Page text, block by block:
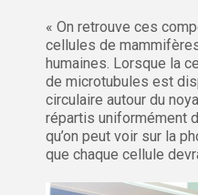
« On retrouve ces
cellules de
humaines. Lorsque la
de microtubules est
circulaire autour du
répartis uniformément
qu’on peut voir sur la
que chaque cellule